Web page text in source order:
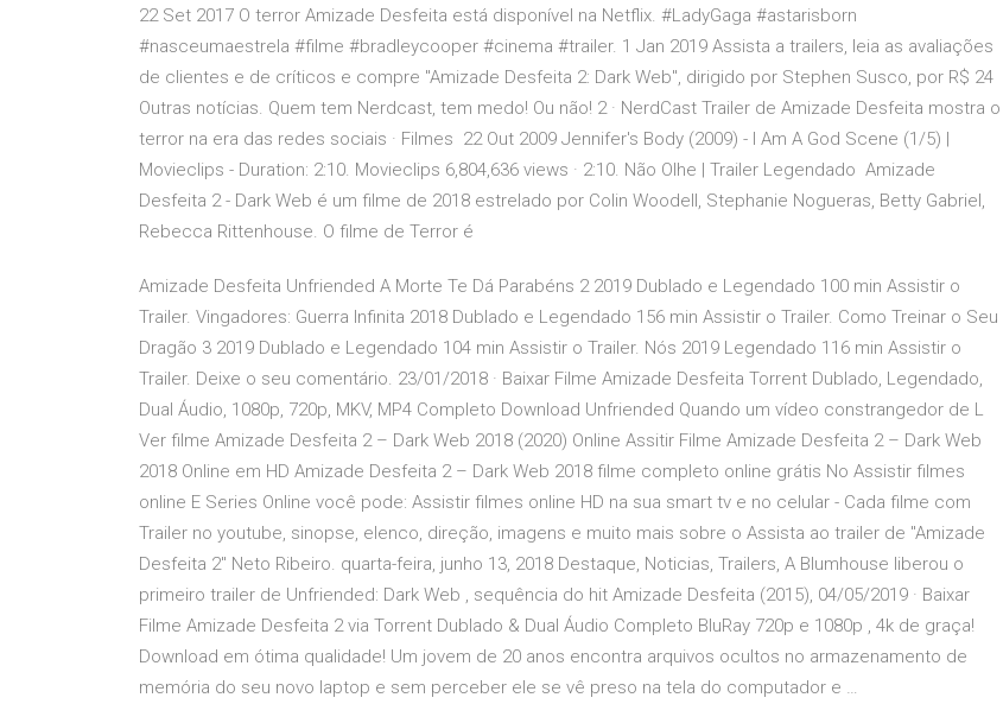
22 Set 2017 O terror Amizade Desfeita está disponível na Netflix. #LadyGaga #astarisborn
#nasceumaestrela #filme #bradleycooper #cinema #trailer. 1 Jan 2019 Assista a trailers, leia as avaliações
de clientes e de críticos e compre "Amizade Desfeita 2: Dark Web", dirigido por Stephen Susco, por R$ 24
Outras notícias. Quem tem Nerdcast, tem medo! Ou não! 2 · NerdCast Trailer de Amizade Desfeita mostra o
terror na era das redes sociais · Filmes 22 Out 2009 Jennifer's Body (2009) - I Am A God Scene (1/5) |
Movieclips - Duration: 2:10. Movieclips 6,804,636 views · 2:10. Não Olhe | Trailer Legendado Amizade
Desfeita 2 - Dark Web é um filme de 2018 estrelado por Colin Woodell, Stephanie Nogueras, Betty Gabriel,
Rebecca Rittenhouse. O filme de Terror é
Amizade Desfeita Unfriended A Morte Te Dá Parabéns 2 2019 Dublado e Legendado 100 min Assistir o
Trailer. Vingadores: Guerra Infinita 2018 Dublado e Legendado 156 min Assistir o Trailer. Como Treinar o Seu
Dragão 3 2019 Dublado e Legendado 104 min Assistir o Trailer. Nós 2019 Legendado 116 min Assistir o
Trailer. Deixe o seu comentário. 23/01/2018 · Baixar Filme Amizade Desfeita Torrent Dublado, Legendado,
Dual Áudio, 1080p, 720p, MKV, MP4 Completo Download Unfriended Quando um vídeo constrangedor de L
Ver filme Amizade Desfeita 2 – Dark Web 2018 (2020) Online Assitir Filme Amizade Desfeita 2 – Dark Web
2018 Online em HD Amizade Desfeita 2 – Dark Web 2018 filme completo online grátis No Assistir filmes
online E Series Online você pode: Assistir filmes online HD na sua smart tv e no celular - Cada filme com
Trailer no youtube, sinopse, elenco, direção, imagens e muito mais sobre o Assista ao trailer de ''Amizade
Desfeita 2'' Neto Ribeiro. quarta-feira, junho 13, 2018 Destaque, Noticias, Trailers, A Blumhouse liberou o
primeiro trailer de Unfriended: Dark Web , sequência do hit Amizade Desfeita (2015), 04/05/2019 · Baixar
Filme Amizade Desfeita 2 via Torrent Dublado & Dual Áudio Completo BluRay 720p e 1080p , 4k de graça!
Download em ótima qualidade! Um jovem de 20 anos encontra arquivos ocultos no armazenamento de
memória do seu novo laptop e sem perceber ele se vê preso na tela do computador e …